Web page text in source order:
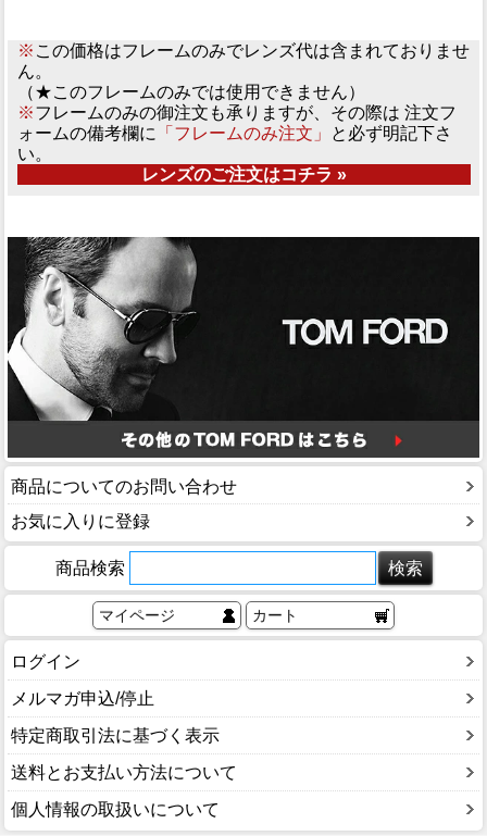
※ この価格はフレームのみでレンズ代は含まれておりませ
ん。
（★このフレームのみでは使用できません）
※フレームのみの御注文も承りますが、その際は 注文フ
ォームの備考欄に
「フレームのみ注文」
と必ず明記下さ
い。
レンズのご注文はコチラ »
商品についてのお問い合わせ
お気に入りに登録
商品検索
マイページ カート
ログイン
メルマガ申込/停止
特定商取引法に基づく表示
送料とお支払い方法について
個人情報の取扱いについて